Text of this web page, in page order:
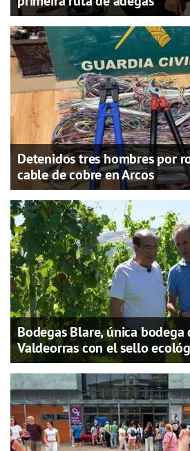
Detenidos tres hombres por
cable de cobre en Arcos
Bodegas Blare, única bodega
Valdeorras con el sello